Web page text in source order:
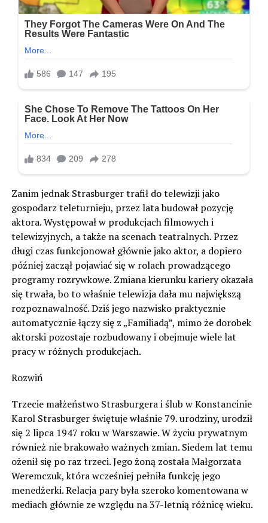
Zanim jednak Strasburger trafił do telewizji jako
gospodarz teleturnieju, przez lata budował pozycję
aktora. Występował w produkcjach filmowych i
telewizyjnych, a także na scenach teatralnych. Przez
długi czas funkcjonował głównie jako aktor, a dopiero
później zaczął pojawiać się w rolach prowadzącego
programy rozrywkowe. Zmiana kierunku kariery okazała
się trwała, bo to właśnie telewizja dała mu największą
rozpoznawalność. Dziś jego nazwisko praktycznie
automatycznie łączy się z „Familiadą”, mimo że dorobek
aktorski pozostaje rozbudowany i obejmuje wiele lat
pracy w różnych produkcjach.
Rozwiń
Trzecie małżeństwo Strasburgera i ślub w Konstancinie
Karol Strasburger świętuje właśnie 79. urodziny, urodził
się 2 lipca 1947 roku w Warszawie. W życiu prywatnym
również nie brakowało ważnych zmian. Siedem lat temu
ożenił się po raz trzeci. Jego żoną została Małgorzata
Weremczuk, która wcześniej pełniła funkcję jego
menedżerki. Relacja pary była szeroko komentowana w
mediach głównie ze względu na 37-letnią różnicę wieku.